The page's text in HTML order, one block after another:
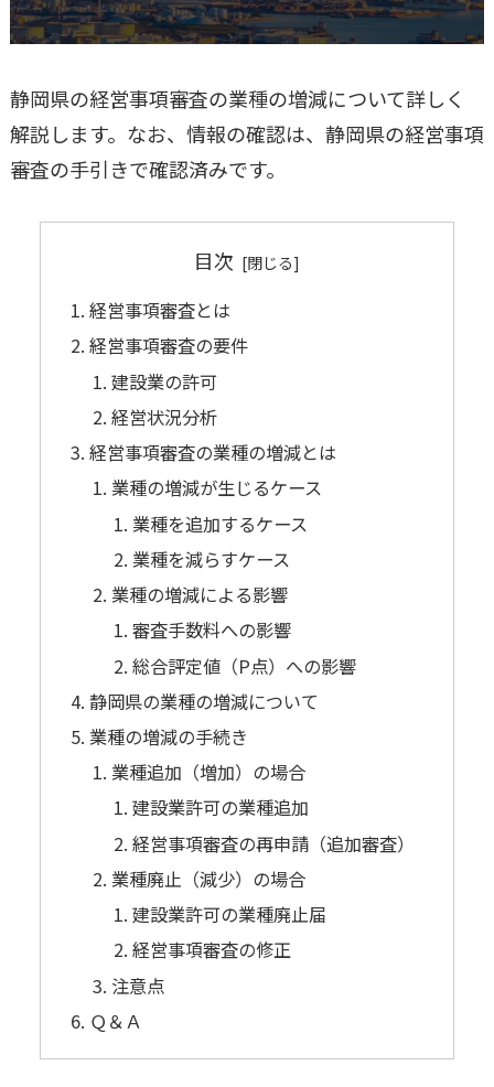
静岡県の経営事項審査の業種の増減について詳しく
解説します。なお、情報の確認は、静岡県の経営事項
審査の手引きで確認済みです。
目次
経営事項審査とは
経営事項審査の要件
建設業の許可
経営状況分析
経営事項審査の業種の増減とは
業種の増減が生じるケース
業種を追加するケース
業種を減らすケース
業種の増減による影響
審査手数料への影響
総合評定値（P点）への影響
静岡県の業種の増減について
業種の増減の手続き
業種追加（増加）の場合
建設業許可の業種追加
経営事項審査の再申請（追加審査）
業種廃止（減少）の場合
建設業許可の業種廃止届
経営事項審査の修正
注意点
Ｑ＆Ａ